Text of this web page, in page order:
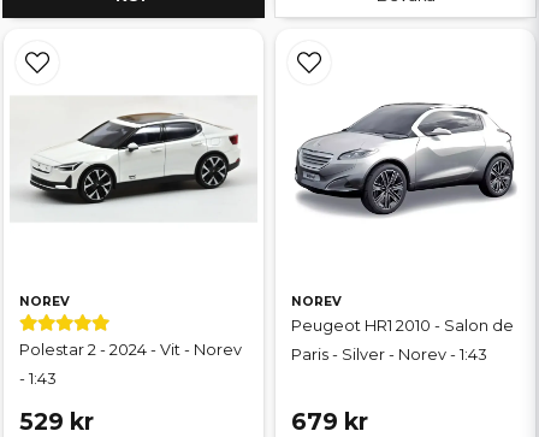
NOREV
Polestar 2 - 2024 - Vit - Norev
- 1:43
529 kr
NOREV
Peugeot HR1 2010 - Salon de
Paris - Silver - Norev - 1:43
679 kr